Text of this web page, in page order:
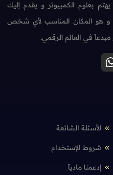
بعلوم الكمبيوتر و يقدم إليك
هو المكان المناسب لأي شخص
في العالم الرقمي.
الأسئلة الشائعة
شروط الإستخدام
إدعمنا مادياً